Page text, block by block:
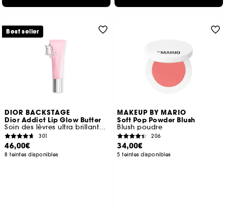
DIOR BACKSTAGE
Dior Addict Lip Glow Butter
Soin des lèvres ultra brillant, peptide + céramide
301
46,00€
8 teintes disponibles
Best seller
MAKEUP BY MARIO
Soft Pop Powder Blush
Blush poudre
206
34,00€
5 teintes disponibles